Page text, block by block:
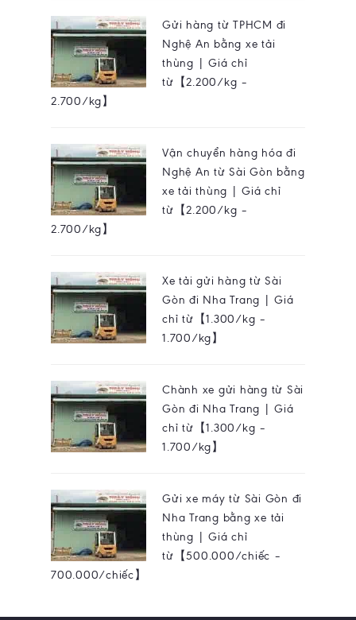
Gửi hàng từ TPHCM đi
Nghệ An bằng xe tải
thùng | Giá chỉ
từ【2.200/kg –
2.700/kg】
Vận chuyển hàng hóa đi
Nghệ An từ Sài Gòn bằng
xe tải thùng | Giá chỉ
từ【2.200/kg –
2.700/kg】
Xe tải gửi hàng từ Sài
Gòn đi Nha Trang | Giá
chỉ từ【1.300/kg –
1.700/kg】
Chành xe gửi hàng từ Sài
Gòn đi Nha Trang | Giá
chỉ từ【1.300/kg –
1.700/kg】
Gửi xe máy từ Sài Gòn đi
Nha Trang bằng xe tải
thùng | Giá chỉ
từ【500.000/chiếc –
700.000/chiếc】